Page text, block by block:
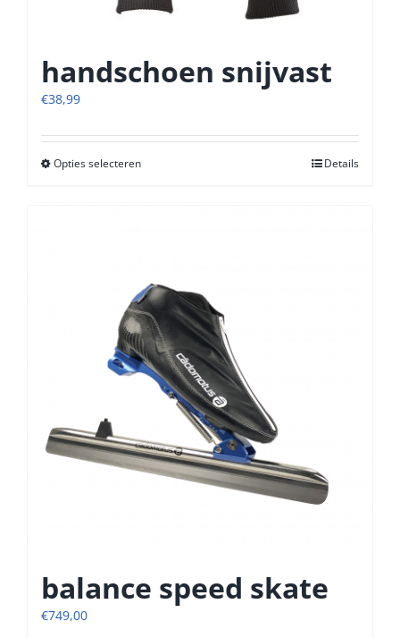
handschoen snijvast
€38,99
Opties selecterenDit
optie
kan
gekozen
worden
op
de
productpagina
Details
balance speed skate
€749,00